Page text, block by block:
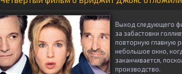
Выход следующего
за забастовки
повторную главную
небольшое окно,
заканчивается,
производство.